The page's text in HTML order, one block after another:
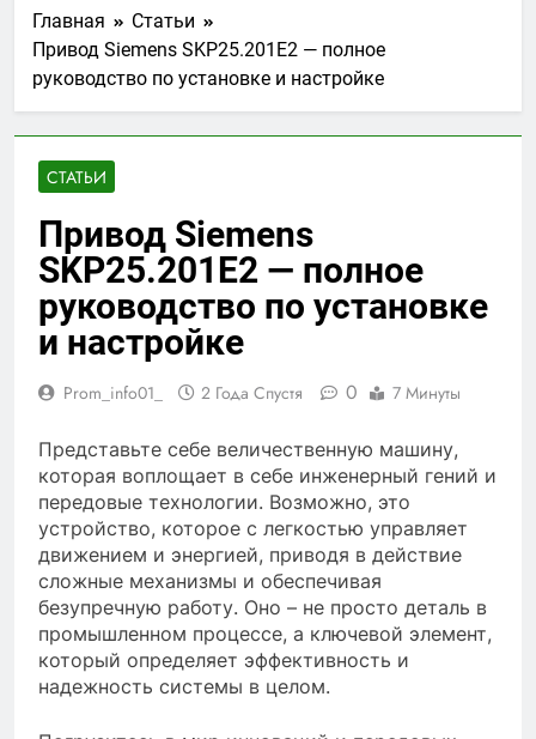
Главная
Статьи
Привод Siemens SKP25.201E2 — полное
руководство по установке и настройке
СТАТЬИ
Привод Siemens
SKP25.201E2 — полное
руководство по установке
и настройке
Prom_info01_ 2 Года Спустя 0 7 Минуты
Представьте себе величественную машину,
которая воплощает в себе инженерный гений и
передовые технологии. Возможно, это
устройство, которое с легкостью управляет
движением и энергией, приводя в действие
сложные механизмы и обеспечивая
безупречную работу. Оно – не просто деталь в
промышленном процессе, а ключевой элемент,
который определяет эффективность и
надежность системы в целом.